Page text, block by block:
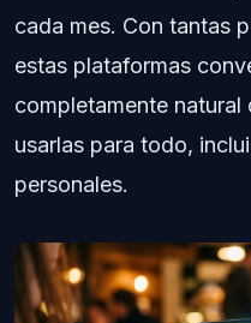
cada mes. Con tantas
estas plataformas
completamente natural
usarlas para todo,
personales.